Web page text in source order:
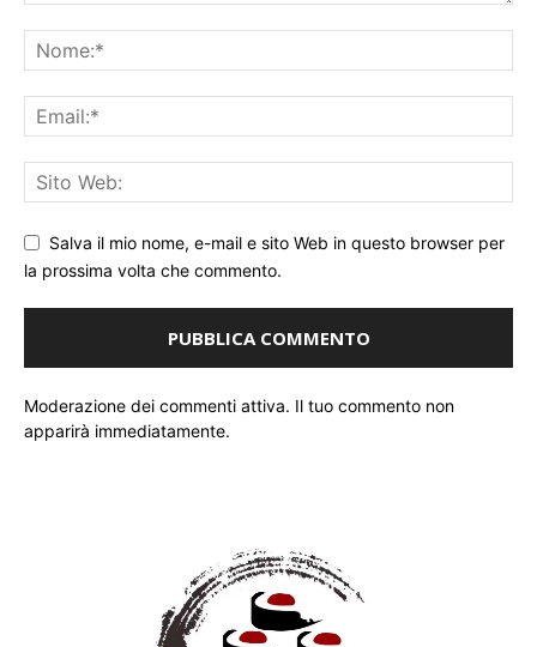
Salva il mio nome, e-mail e sito Web in questo browser per
la prossima volta che commento.
Moderazione dei commenti attiva. Il tuo commento non
apparirà immediatamente.